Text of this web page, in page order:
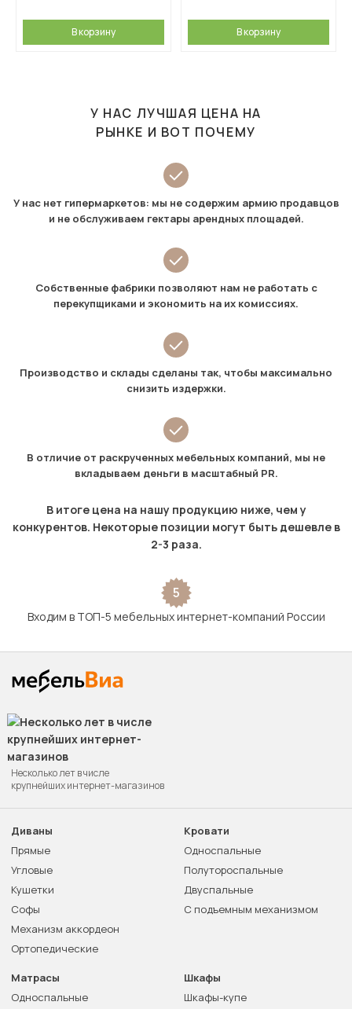
В корзину В корзину
У НАС ЛУЧШАЯ ЦЕНА НА
РЫНКЕ И ВОТ ПОЧЕМУ
У нас нет гипермаркетов: мы не содержим армию продавцов
и не обслуживаем гектары арендных площадей.
Собственные фабрики позволяют нам не работать с
перекупщиками и экономить на их комиссиях.
Производство и склады сделаны так, чтобы максимально
снизить издержки.
В отличие от раскрученных мебельных компаний, мы не
вкладываем деньги в масштабный PR.
В итоге цена на нашу продукцию ниже, чем у
конкурентов. Некоторые позиции могут быть дешевле в
2-3 раза.
5
Входим в ТОП-5 мебельных интернет-компаний России
Несколько лет в числе
крупнейших интернет-магазинов
Диваны
Прямые
Угловые
Кушетки
Софы
Механизм аккордеон
Ортопедические
Кровати
Односпальные
Полутороспальные
Двуспальные
С подъемным механизмом
Матрасы
Односпальные
Шкафы
Шкафы-купе